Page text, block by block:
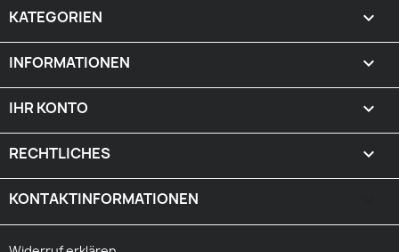
KATEGORIEN 
INFORMATIONEN 
IHR KONTO 
RECHTLICHES 
KONTAKTINFORMATIONEN